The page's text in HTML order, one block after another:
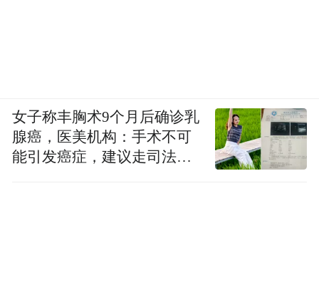
女子称丰胸术9个月后确诊乳
腺癌，医美机构：手术不可
能引发癌症，建议走司法途